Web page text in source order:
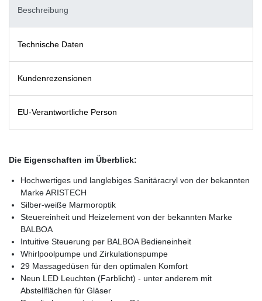
Beschreibung
Technische Daten
Kundenrezensionen
EU-Verantwortliche Person
Die Eigenschaften im Überblick:
Hochwertiges und langlebiges Sanitäracryl von der bekannten
Marke ARISTECH
Silber-weiße Marmoroptik
Steuereinheit und Heizelement von der bekannten Marke
BALBOA
Intuitive Steuerung per BALBOA Bedieneinheit
Whirlpoolpumpe und Zirkulationspumpe
29 Massagedüsen für den optimalen Komfort
Neun LED Leuchten (Farblicht) - unter anderem mit
Abstellflächen für Gläser